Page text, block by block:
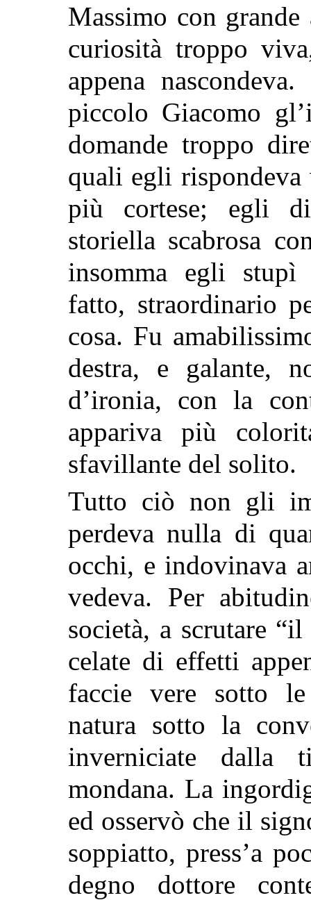
Massimo con grande
curiosità troppo
appena
piccolo Giacomo
domande troppo
quali egli
più cortese; egli
storiella scabrosa
insomma egli
fatto, straordinario
cosa. Fu
destra, e galante,
d’ironia, con la
appariva più
sfavillante del solito.
Tutto ciò non gli
perdeva nulla di
occhi, e indovinava
vedeva. Per
società, a scrutare
celate di effetti
faccie vere sotto
natura sotto la
inverniciate dalla
mondana. La
ed osservò che il
soppiatto, press’a
degno dottore